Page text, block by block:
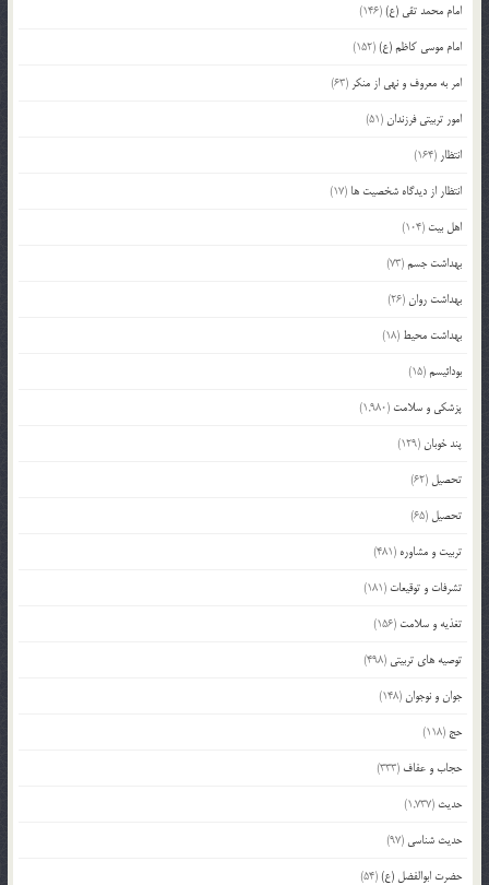
امام محمد تقی (ع)(146)
امام موسی کاظم (ع)(152)
امر به معروف و نهی از منکر (63)
امور تربیتی فرزندان(51)
انتظار (164)
انتظار از دیدگاه شخصیت ها (17)
اهل بیت (104)
بهداشت جسم(73)
بهداشت روان(26)
بهداشت محیط (18)
بودائیسم(15)
پزشکی و سلامت (1,980)
پند خوبان(129)
تحصیل (62)
تحصیل (65)
تربیت و مشاوره (481)
تشرفات و توقیعات (181)
تغذیه و سلامت (156)
توصیه های تربیتی (498)
جوان و نوجوان(148)
حج (118)
حجاب و عفاف (333)
حدیث (1,737)
حدیث شناسی (97)
حضرت ابوالفضل (ع)(54)